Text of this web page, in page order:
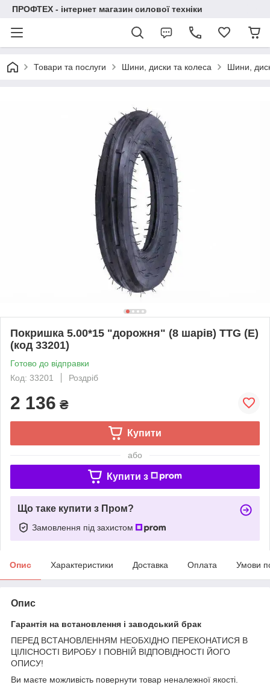
ПРОФТЕХ - інтернет магазин силової техніки
Товари та послуги Шини, диски та колеса Шини,
Покришка 5.00*15 "дорожня" (8 шарів) TTG (Е)
(код 33201)
Готово до відправки
Код: 33201
Роздріб
2 136 ₴
Купити
або
Купити з
Що таке купити з Пром?
Замовлення під захистом
Опис Характеристики Доставка Оплата Умови
Опис
Гарантія на встановлення і заводський брак
ПЕРЕД ВСТАНОВЛЕННЯМ НЕОБХІДНО ПЕРЕКОНАТИСЯ В
ЦІЛІСНОСТІ ВИРОБУ І ПОВНІЙ ВІДПОВІДНОСТІ ЙОГО
ОПИСУ!
Ви маєте можливість повернути товар неналежної якості.